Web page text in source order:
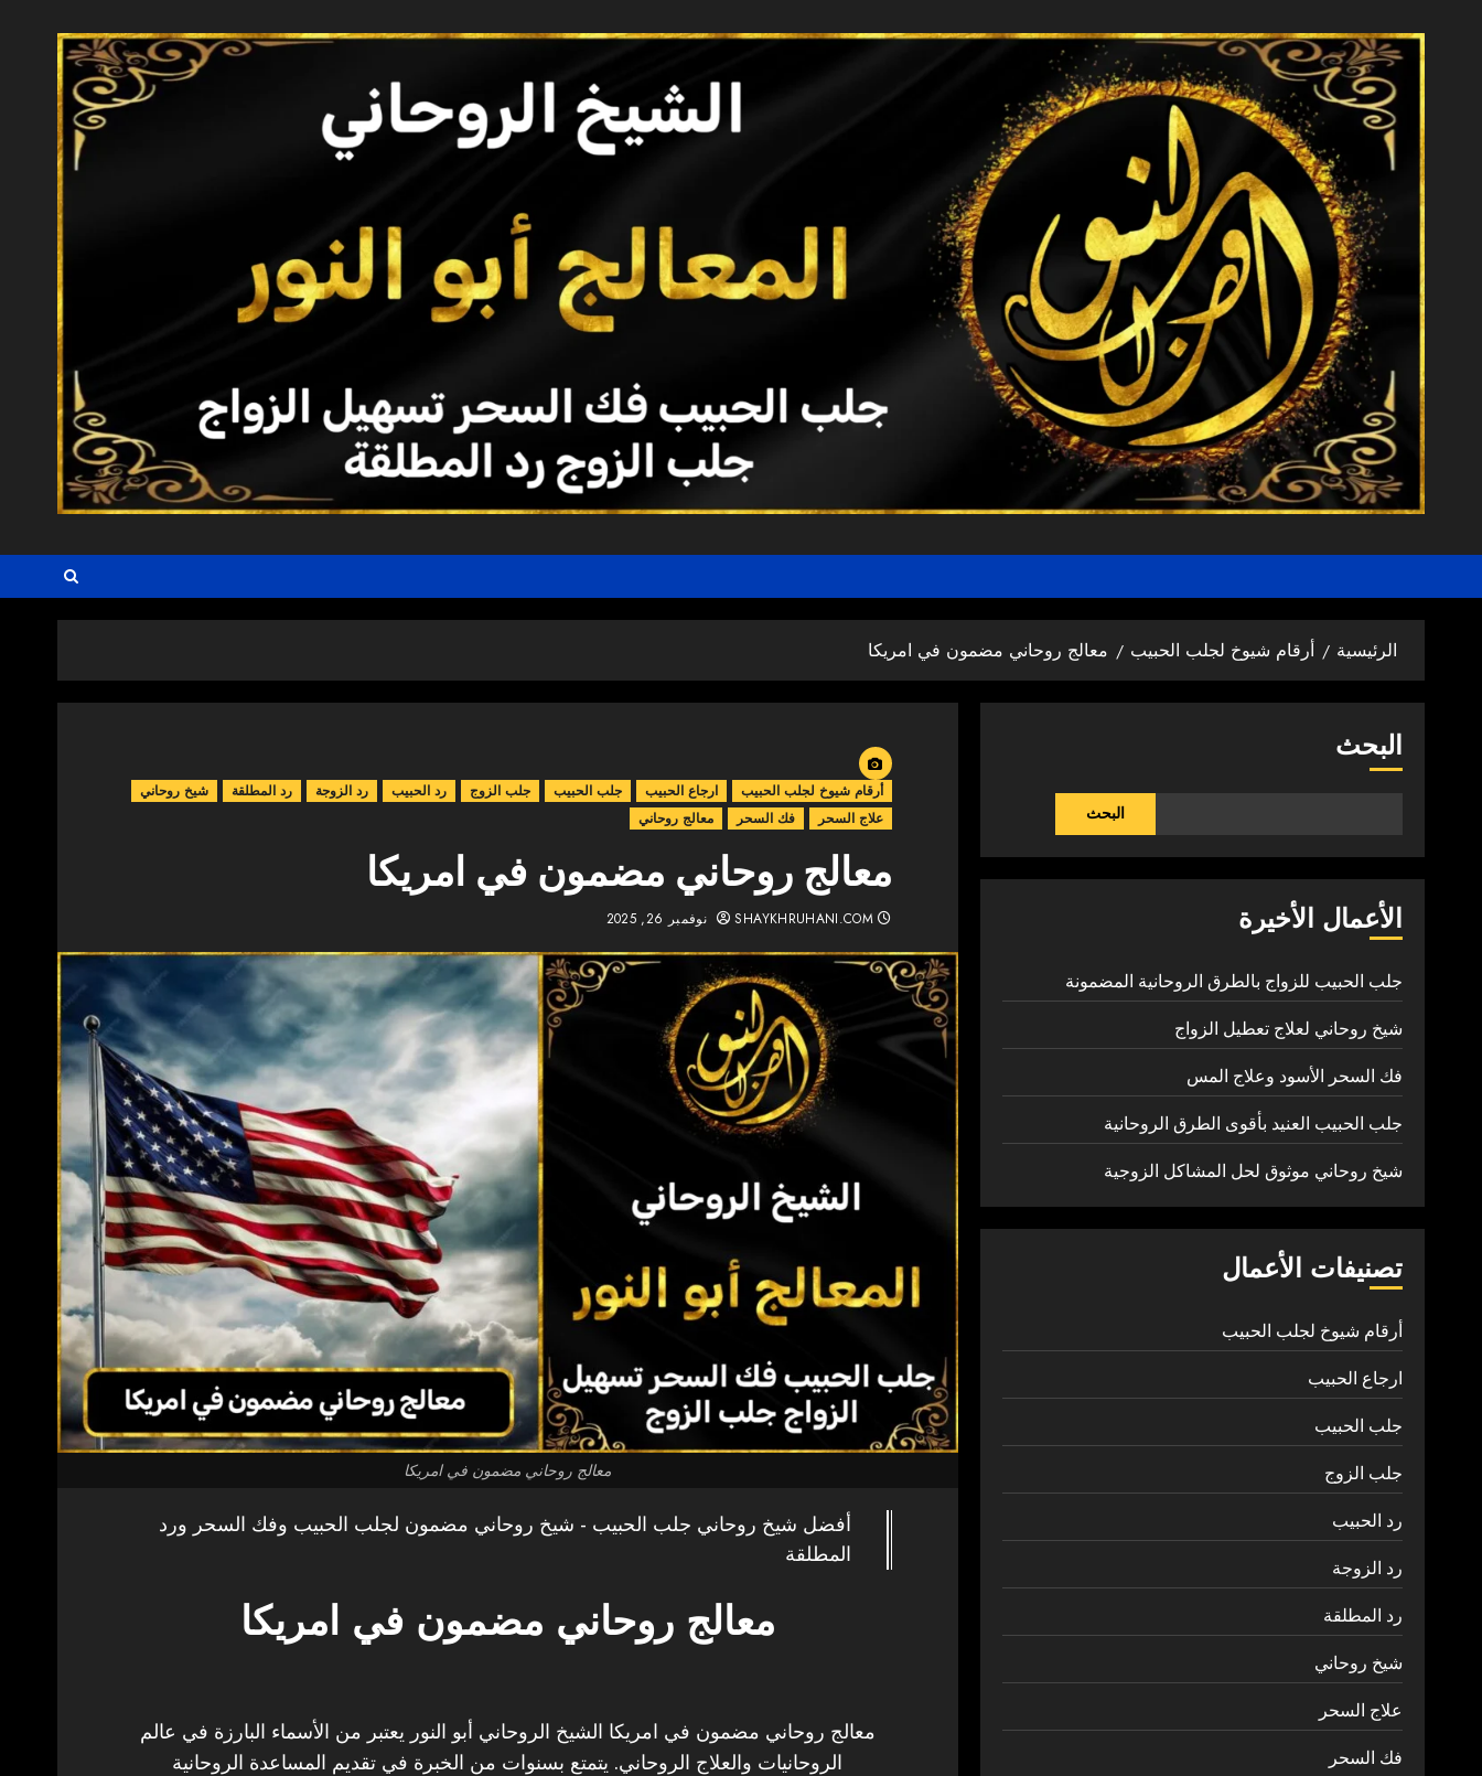
المحتوى
الرئيسية أرقام شيوخ لجلب الحبيب معالج روحاني مضمون في امريكا
أرقام شيوخ لجلب الحبيب ارجاع الحبيب جلب الحبيب جلب الزوج رد الحبيب رد الزوجة رد المطلقة
شيخ روحاني
علاج السحر
فك السحر معالج روحاني
معالج روحاني مضمون في امريكا
SHAYKHRUHANI.COM نوفمبر 26, 2025
معالج روحاني مضمون في امريكا
أفضل شيخ روحاني جلب الحبيب - شيخ روحاني مضمون لجلب الحبيب وفك السحر ورد
المطلقة
معالج روحاني مضمون في امريكا
معالج روحاني مضمون في امريكا الشيخ الروحاني أبو النور يعتبر من الأسماء البارزة في عالم
الروحانيات والعلاج الروحاني. يتمتع بسنوات من الخبرة في تقديم المساعدة الروحانية
البحث
البحث
الأعمال الأخيرة
جلب الحبيب للزواج بالطرق الروحانية المضمونة
شيخ روحاني لعلاج تعطيل الزواج
فك السحر الأسود وعلاج المس
جلب الحبيب العنيد بأقوى الطرق الروحانية
شيخ روحاني موثوق لحل المشاكل الزوجية
تصنيفات الأعمال
أرقام شيوخ لجلب الحبيب
ارجاع الحبيب
جلب الحبيب
جلب الزوج
رد الحبيب
رد الزوجة
رد المطلقة
شيخ روحاني
علاج السحر
فك السحر